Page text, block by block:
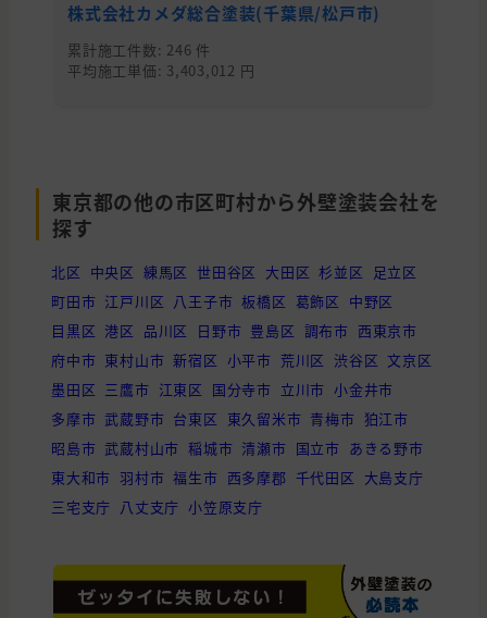
株式会社カメダ総合塗装(千葉県/松戸市)
累計施工件数: 246 件
平均施工単価: 3,403,012 円
東京都の他の市区町村から外壁塗装会社を
探す
北区 中央区 練馬区 世田谷区 大田区 杉並区
足立区
町田市 江戸川区 八王子市 板橋区 葛飾区 中野区
目黒区 港区 品川区 日野市 豊島区 調布市 西東京市
府中市 東村山市 新宿区 小平市 荒川区 渋谷区 文京区
墨田区 三鷹市 江東区 国分寺市 立川市 小金井市
多摩市 武蔵野市 台東区 東久留米市 青梅市 狛江市
昭島市 武蔵村山市 稲城市 清瀬市 国立市 あきる野市
東大和市 羽村市 福生市 西多摩郡 千代田区 大島支庁
三宅支庁 八丈支庁 小笠原支庁